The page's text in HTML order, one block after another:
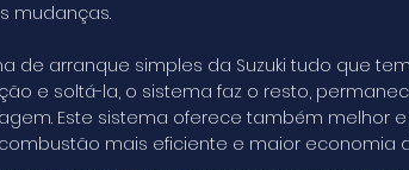
mudanças.
de arranque simples da Suzuki tudo que
e soltá-la, o sistema faz o resto,
Este sistema oferece também melhor
mais eficiente e maior economia